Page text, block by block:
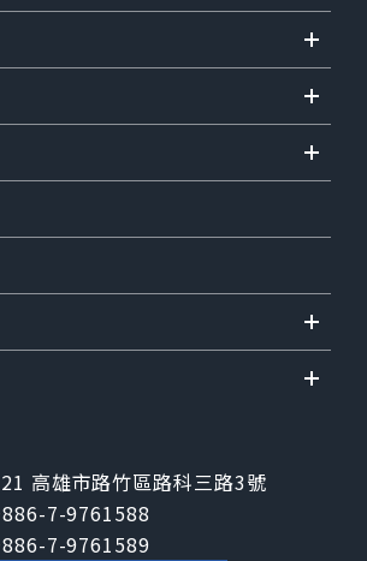
高雄市路竹區路科三路3號
7-9761588
7-9761589